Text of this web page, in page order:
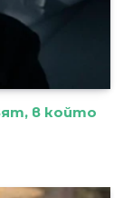
в който